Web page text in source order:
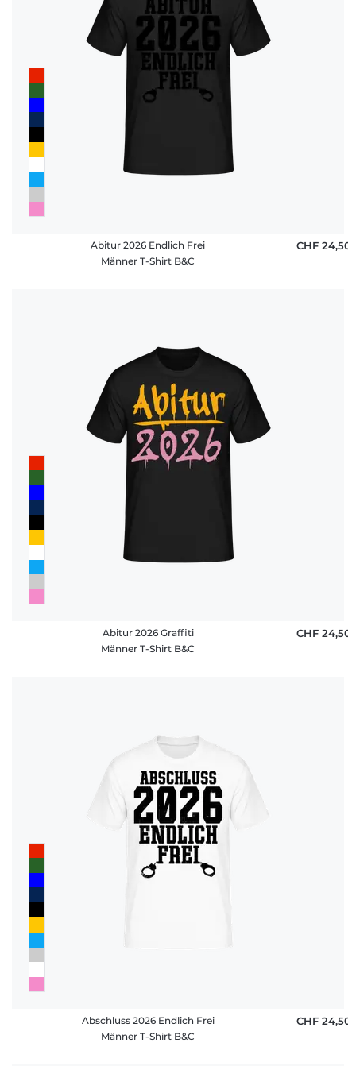
Abitur 2026 Endlich Frei
Männer T-Shirt B&C
CHF 24,50
Abitur 2026 Graffiti
Männer T-Shirt B&C
CHF 24,50
Abschluss 2026 Endlich Frei
Männer T-Shirt B&C
CHF 24,50